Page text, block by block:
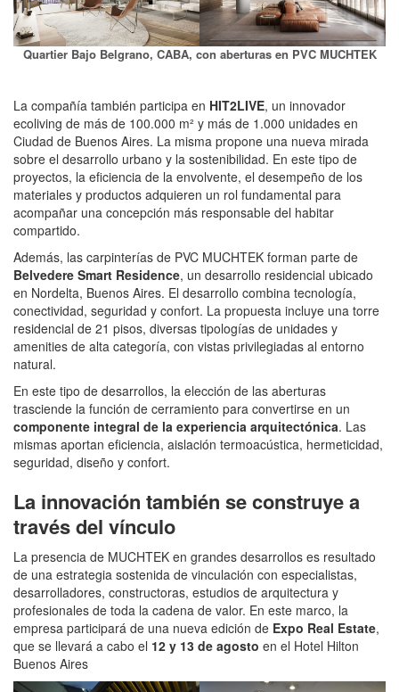
Quartier Bajo Belgrano, CABA, con aberturas en PVC MUCHTEK
La compañía también participa en HIT2LIVE, un innovador
ecoliving de más de 100.000 m² y más de 1.000 unidades en
Ciudad de Buenos Aires. La misma propone una nueva mirada
sobre el desarrollo urbano y la sostenibilidad. En este tipo de
proyectos, la eficiencia de la envolvente, el desempeño de los
materiales y productos adquieren un rol fundamental para
acompañar una concepción más responsable del habitar
compartido.
Además, las carpinterías de PVC MUCHTEK forman parte de
Belvedere Smart Residence, un desarrollo residencial ubicado
en Nordelta, Buenos Aires. El desarrollo combina tecnología,
conectividad, seguridad y confort. La propuesta incluye una torre
residencial de 21 pisos, diversas tipologías de unidades y
amenities de alta categoría, con vistas privilegiadas al entorno
natural.
En este tipo de desarrollos, la elección de las aberturas
trasciende la función de cerramiento para convertirse en un
componente integral de la experiencia arquitectónica. Las
mismas aportan eficiencia, aislación termoacústica, hermeticidad,
seguridad, diseño y confort.
La innovación también se construye a
través del vínculo
La presencia de MUCHTEK en grandes desarrollos es resultado
de una estrategia sostenida de vinculación con especialistas,
desarrolladores, constructoras, estudios de arquitectura y
profesionales de toda la cadena de valor. En este marco, la
empresa participará de una nueva edición de Expo Real Estate,
que se llevará a cabo el 12 y 13 de agosto en el Hotel Hilton
Buenos Aires